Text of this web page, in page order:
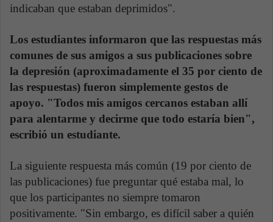
indicaban que estaban deprimidos".
Los estudiantes informaron que las respuestas más
comunes de sus amigos a sus publicaciones sobre
la depresión (aproximadamente el 35 por ciento de
las respuestas) fueron simplemente gestos de
apoyo. "Todos mis amigos cercanos estaban allí
para alentarme y decirme que todo estaría bien",
escribió un estudiante.
La siguiente respuesta más común (19 por ciento de
las publicaciones) fue preguntar qué estaba mal, lo
que los participantes no siempre tomaron
positivamente. "Sin embargo, es difícil saber a quién